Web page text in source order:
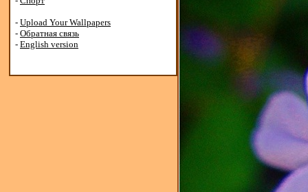
- Upload Your Wallpapers
- Обратная связь
- English version